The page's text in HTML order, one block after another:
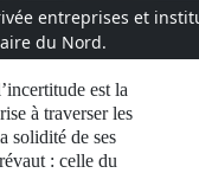
entreprises et
du Nord.
est la
à traverser les
solidité de ses
: celle du